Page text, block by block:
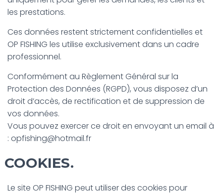
les prestations.
Ces données restent strictement confidentielles et
OP FISHING les utilise exclusivement dans un cadre
professionnel.
Conformément au Règlement Général sur la
Protection des Données (RGPD), vous disposez d’un
droit d’accès, de rectification et de suppression de
vos données.
Vous pouvez exercer ce droit en envoyant un email à
: opfishing@hotmail.fr
COOKIES.
Le site OP FISHING peut utiliser des cookies pour